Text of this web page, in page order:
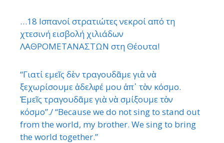
…18 Ισπανοί στρατιώτες νεκροί από τη
χτεσινή εισβολή χιλιάδων
ΛΑΘΡΟΜΕΤΑΝΑΣΤΩΝ στη Θέουτα!
“Γιατί εμεῖς δὲν τραγουδᾶμε γιὰ νὰ
ξεχωρίσουμε ἀδελφέ μου ἀπ᾿ τὸν κόσμο.
Ἐμεῖς τραγουδᾶμε γιὰ νὰ σμίξουμε τὸν
κόσμο”./ “Because we do not sing to stand out
from the world, my brother. We sing to bring
the world together.”